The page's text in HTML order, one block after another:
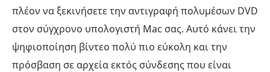
πλέον να ξεκινήσετε την αντιγραφή πολυμέσων DVD
στον σύγχρονο υπολογιστή Mac σας. Αυτό κάνει την
ψηφιοποίηση βίντεο πολύ πιο εύκολη και την
πρόσβαση σε αρχεία εκτός σύνδεσης που είναι